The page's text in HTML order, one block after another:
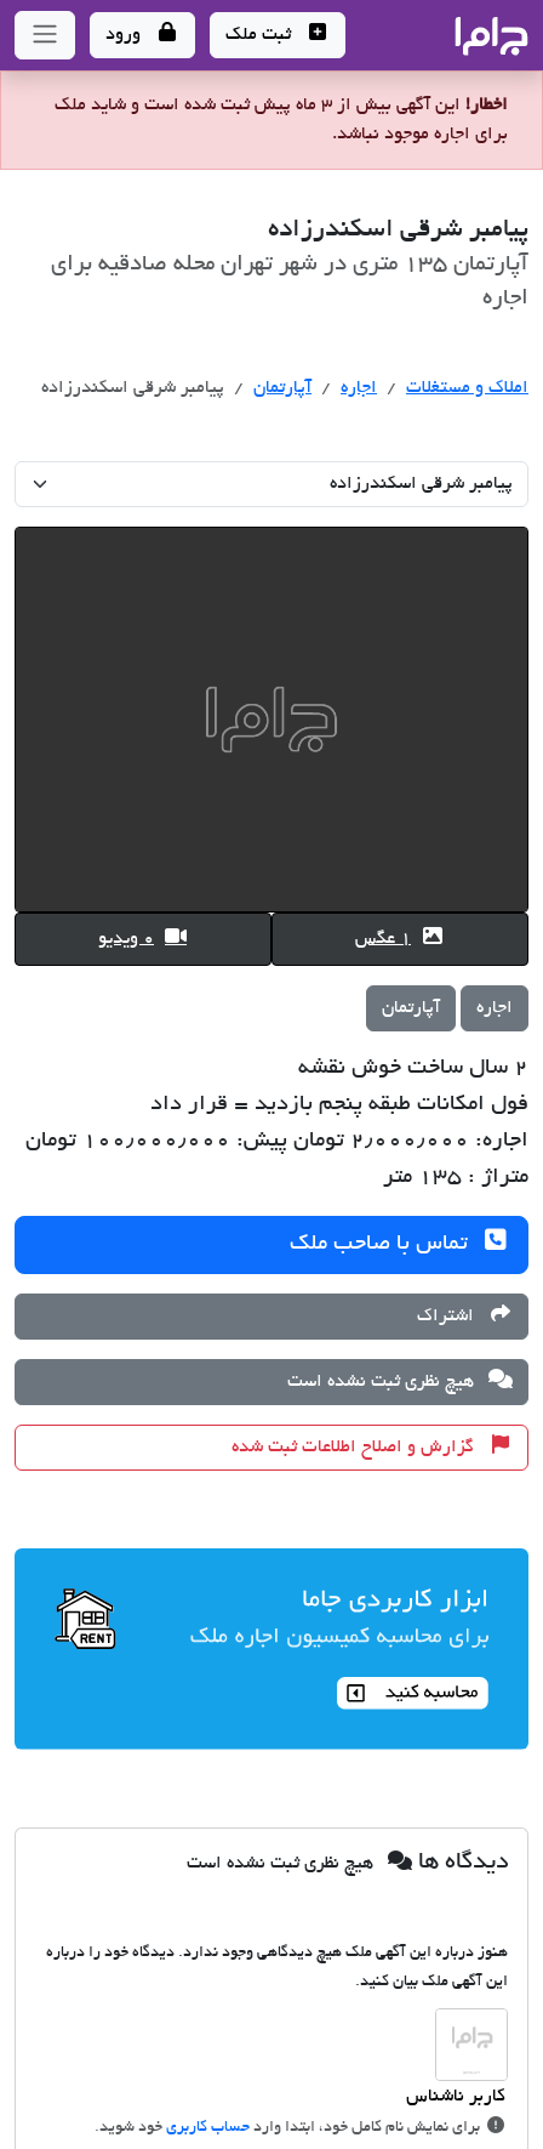
- سامانه جامع املاک و مشاورین املاک
ثبت ملک ورود
اخطار!
این آگهی بیش از 3 ماه پیش ثبت شده است و شاید ملک
برای اجاره موجود نباشد.
پیامبر شرقی اسکندرزاده
آپارتمان 135 متری در شهر تهران محله صادقیه برای
اجاره
املاک و مستغلات اجاره اجاره
آپارتمان پیامبر شرقی اسکندرزاده
1 عگس 0 ویدیو
اجاره آپارتمان
۲ سال ساخت خوش نقشه
فول امکانات طبقه پنجم بازدید = قرار داد
اجاره: ۲٫۰۰۰٫۰۰۰ تومان پیش: ۱۰۰٫۰۰۰٫۰۰۰ تومان
متراژ : ۱۳۵ متر
تماس با صاحب ملک
اشتراک
هیچ نظری ثبت نشده است
گزارش و اصلاح اطلاعات ثبت شده
دیدگاه ها هیچ نظری ثبت نشده است
هنوز درباره این آگهی ملک هیچ دیدگاهی وجود ندارد. دیدگاه خود را درباره
این آگهی ملک بیان کنید.
برای نمایش نام کامل خود، ابتدا وارد حساب کاربری خود شوید.